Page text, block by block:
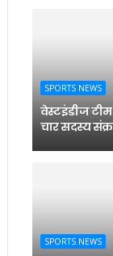
SPORTS NEWS
वेस्टइंडीज टीम
चार सदस्य
SPORTS NEWS